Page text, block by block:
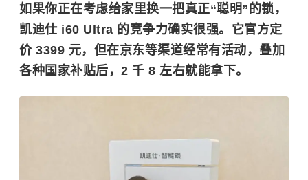
如果你正在考虑给家里换一把真正“聪明”的锁，
凯迪仕 i60 Ultra 的竞争力确实很强。它官方定
价 3399 元，但在京东等渠道经常有活动，叠加
各种国家补贴后， 2 千 8 左右就能拿下。